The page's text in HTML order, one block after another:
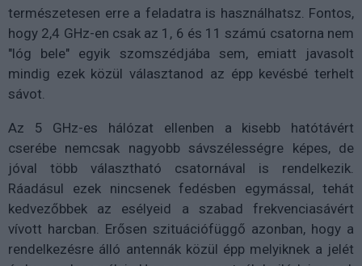
természetesen erre a feladatra is használhatsz. Fontos,
hogy 2,4 GHz-en csak az 1, 6 és 11 számú csatorna nem
"lóg bele" egyik szomszédjába sem, emiatt javasolt
mindig ezek közül választanod az épp kevésbé terhelt
sávot.
Az 5 GHz-es hálózat ellenben a kisebb hatótávért
cserébe nemcsak nagyobb sávszélességre képes, de
jóval több választható csatornával is rendelkezik.
Ráadásul ezek nincsenek fedésben egymással, tehát
kedvezőbbek az esélyeid a szabad frekvenciasávért
vívott harcban. Erősen szituációfüggő azonban, hogy a
rendelkezésre álló antennák közül épp melyiknek a jelét